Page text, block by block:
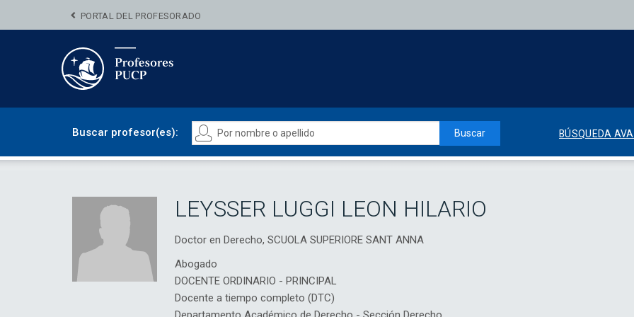
PORTAL DEL PROFESORADO
Buscar profesor(es): Buscar BÚSQUEDA
LEYSSER LUGGI LEON HILARIO
Doctor en Derecho, SCUOLA SUPERIORE SANT ANNA
Abogado
DOCENTE ORDINARIO - PRINCIPAL
Docente a tiempo completo (DTC)